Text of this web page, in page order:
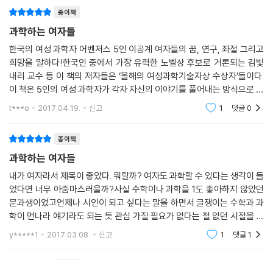
었다.
고민하고 정답은 모르지만, 함께 나아가보자는 것이다.
*올해의 여성과학기술자상:
우수한 연구개발성과로 과학기술발전에 이바지한 여성과학기술인에게 수
여하는 상으로 미래창조과학부가 주최한다.
- 이혜숙(이화여대 수학과 명예교수)
종이책
과학하는 여자들
한국의 여성 과학자 어벤저스 5인 이공계 여자들의 꿈, 연구, 좌절 그리고
희망을 말하다!한국인 중에서 가장 유력한 노벨상 후보로 거론되는 김빛
내리 교수 등 이 책의 저자들은 ‘올해의 여성과학기술자상 수상자’들이다.
이 책은 5인의 여성 과학자가 각자 자신의 이야기를 풀어내는 방식으로 구
성되었다. 어린 시절 적성과 꿈 찾기, 공부하는 과정, 개인적인 고난과 극
t***o 2017.04.19. 신고 1 댓글0
종이책
과학하는 여자들
내가 여자라서 제목이 좋았다. 뭐랄까? 여자도 과학할 수 있다는 생각이 들
었다면 너무 아줌마스러울까?사실 수학이나 과학을 1도 좋아하지 않았던
문과생이었고언제나 시인이 되고 싶다는 말을 하면서 글쟁이는 수학과 과
학이 먼나라 얘기라도 되는 듯 관심 가질 필요가 없다는 철 없던 시절을 보
냈다. 그러나 나보다 현실적인 딸은 국어를 좋아하면서도 이과를 선택했고
나는 ＜과학하는
y*****1 2017.03.08. 신고 1 댓글1